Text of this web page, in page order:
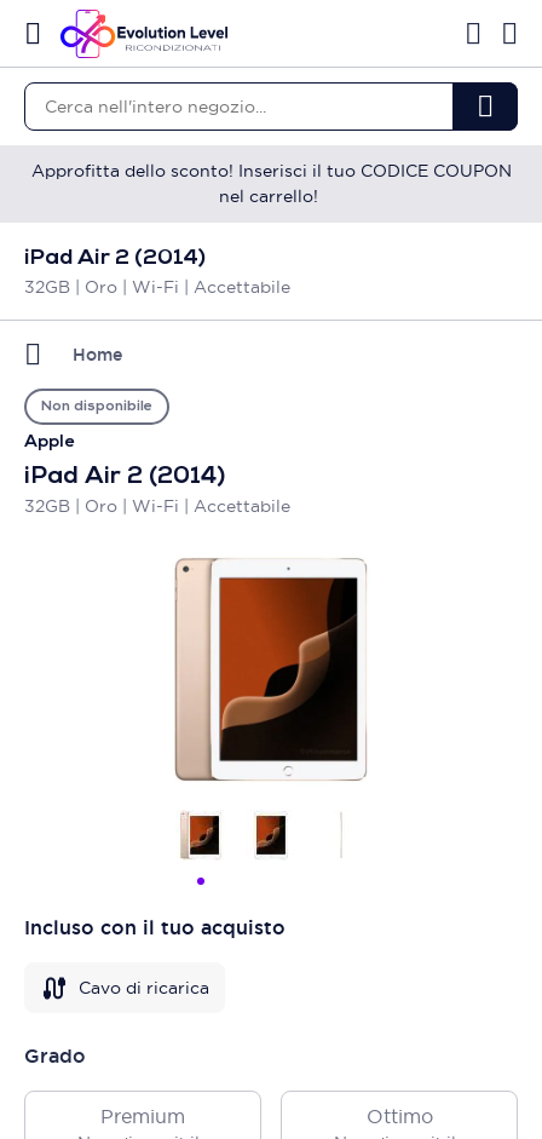
Approfitta dello sconto! Inserisci il tuo CODICE COUPON
nel carrello!
iPad Air 2 (2014)
32GB | Oro | Wi-Fi | Accettabile
Home
Apple
iPad Air 2 (2014)
32GB | Oro | Wi-Fi | Accettabile
Non disponibile
Incluso con il tuo acquisto
Cavo di ricarica
Grado
Premium Ottimo